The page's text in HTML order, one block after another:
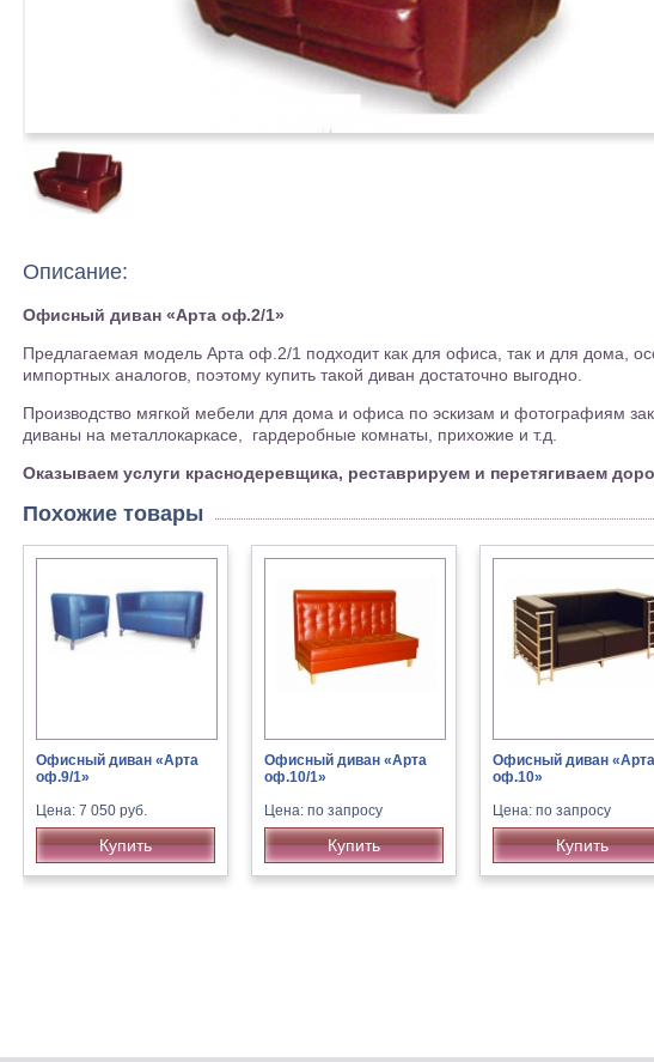
Описание:
Офисный диван «Арта оф.2/1»
Предлагаемая модель Арта оф.2/1 подходит как для офиса, так и для дома,
импортных аналогов, поэтому купить такой диван достаточно выгодно.
Производство мягкой мебели для дома и офиса по эскизам и фотографиям
диваны на металлокаркасе, гардеробные комнаты, прихожие и т.д.
Оказываем услуги краснодеревщика, реставрируем и перетягиваем
Похожие товары
Офисный диван «Арта
оф.9/1»
Цена: 7 050 руб.
Купить
Офисный диван «Арта
оф.10/1»
Цена: по запросу
Купить
Офисный диван «Арта
оф.10»
Цена: по запросу
Купить